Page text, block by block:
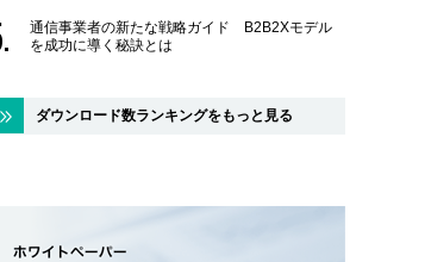
通信事業者の新たな戦略ガイド B2B2Xモデル
を成功に導く秘訣とは
ダウンロード数ランキングをもっと見る